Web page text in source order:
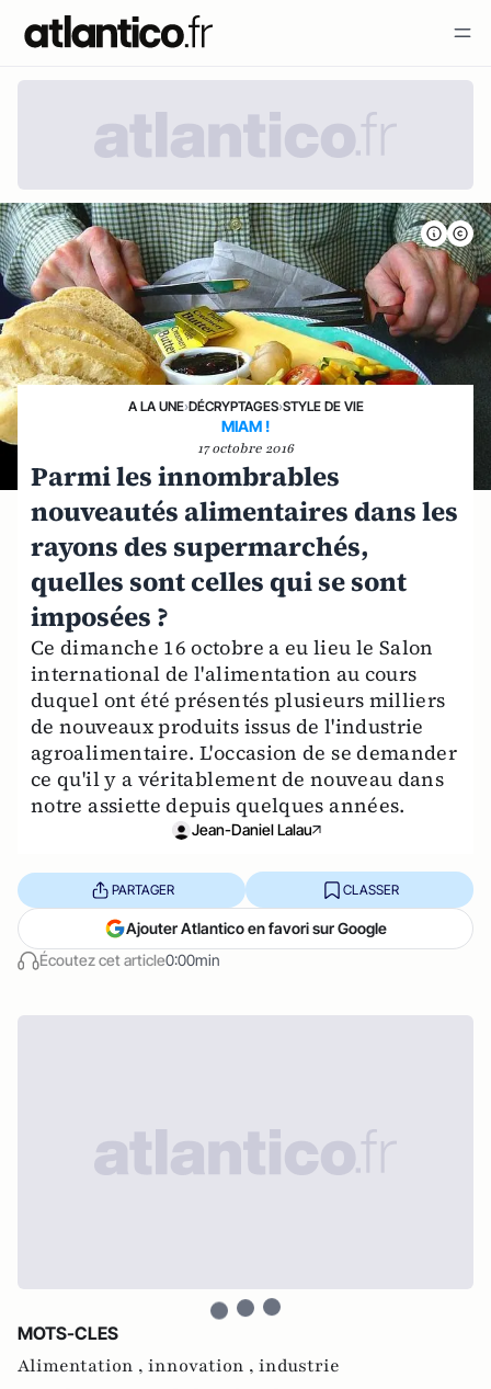
A LA UNE›DÉCRYPTAGES›STYLE DE VIE
MIAM !
17 octobre 2016
Parmi les innombrables
nouveautés alimentaires dans les
rayons des supermarchés,
quelles sont celles qui se sont
imposées ?
Ce dimanche 16 octobre a eu lieu le Salon
international de l'alimentation au cours
duquel ont été présentés plusieurs milliers
de nouveaux produits issus de l'industrie
agroalimentaire. L'occasion de se demander
ce qu'il y a véritablement de nouveau dans
notre assiette depuis quelques années.
Jean-Daniel Lalau
Écoutez cet article0:00min
PARTAGER CLASSER
Ajouter Atlantico en favori sur Google
MOTS-CLES
Alimentation , innovation , industrie